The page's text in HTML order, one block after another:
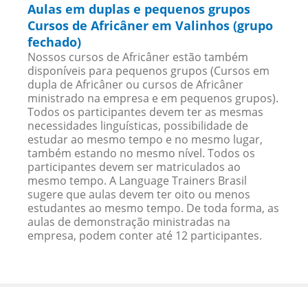
Aulas em duplas e pequenos grupos
Cursos de Africâner em Valinhos (grupo
fechado)
Nossos cursos de Africâner estão também
disponíveis para pequenos grupos (Cursos em
dupla de Africâner ou cursos de Africâner
ministrado na empresa e em pequenos grupos).
Todos os participantes devem ter as mesmas
necessidades linguísticas, possibilidade de
estudar ao mesmo tempo e no mesmo lugar,
também estando no mesmo nível. Todos os
participantes devem ser matriculados ao
mesmo tempo. A Language Trainers Brasil
sugere que aulas devem ter oito ou menos
estudantes ao mesmo tempo. De toda forma, as
aulas de demonstração ministradas na
empresa, podem conter até 12 participantes.